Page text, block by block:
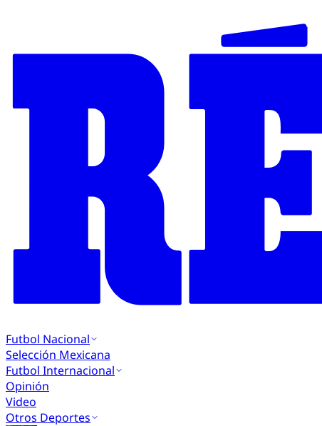
Futbol Nacional
Selección Mexicana
Futbol Internacional
Opinión
Video
Otros Deportes